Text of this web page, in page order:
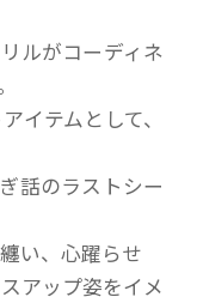
ルがコーディネ
イテムとして、
話のラストシー
い、心躍らせ
アップ姿をイメ